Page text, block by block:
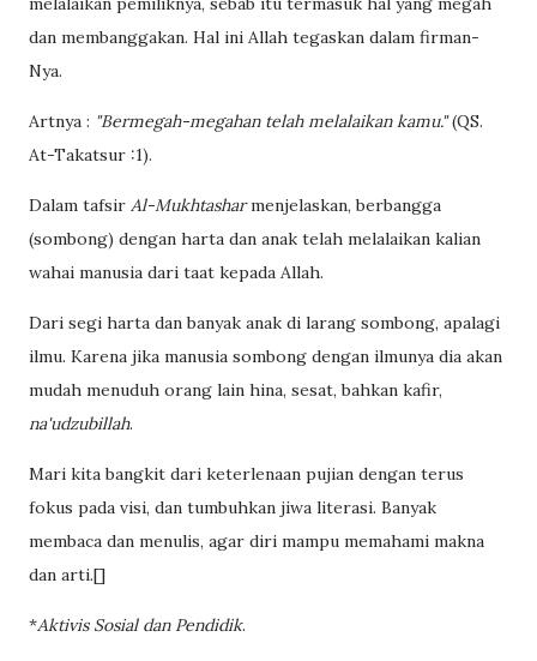
dan membanggakan. Hal ini Allah tegaskan dalam firman-
Nya.
Artnya : "Bermegah-megahan telah melalaikan kamu."(QS.
At-Takatsur :1).
Dalam tafsir Al-Mukhtasharmenjelaskan, berbangga
(sombong) dengan harta dan anak telah melalaikan kalian
wahai manusia dari taat kepada Allah.
Dari segi harta dan banyak anak di larang sombong, apalagi
ilmu. Karena jika manusia sombong dengan ilmunya dia akan
mudah menuduh orang lain hina, sesat, bahkan kafir,
na'udzubillah.
Mari kita bangkit dari keterlenaan pujian dengan terus
fokus pada visi, dan tumbuhkan jiwa literasi. Banyak
membaca dan menulis, agar diri mampu memahami makna
dan arti.[]
*Aktivis Sosial dan Pendidik.